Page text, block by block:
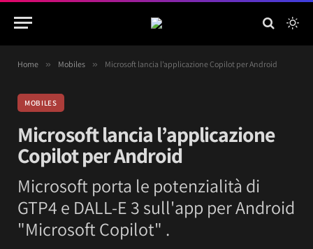
Home » Mobiles » Microsoft lancia l’applicazione Copilot per Android
MOBILES
Microsoft lancia l’applicazione
Copilot per Android
Microsoft porta le potenzialità di
GTP4 e DALL-E 3 sull'app per Android
"Microsoft Copilot" .